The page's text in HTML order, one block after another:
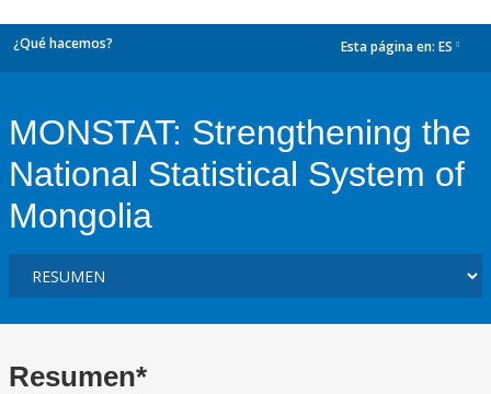
¿Qué hacemos? Esta página en: ES
MONSTAT: Strengthening the
National Statistical System of
Mongolia
Resumen*